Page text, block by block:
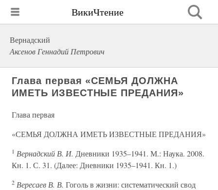
ВикиЧтение
Вернадский
Аксенов Геннадий Петрович
Глава первая «СЕМЬЯ ДОЛЖНА
ИМЕТЬ ИЗВЕСТНЫЕ ПРЕДАНИЯ»
Глава первая
«СЕМЬЯ ДОЛЖНА ИМЕТЬ ИЗВЕСТНЫЕ ПРЕДАНИЯ»
1 Вернадский В. И. Дневники 1935–1941. М.: Наука. 2008.
Кн. 1. С. 31. (Далее: Дневники 1935–1941. Кн. 1.)
2 Вересаев В. В. Гоголь в жизни: систематический свод